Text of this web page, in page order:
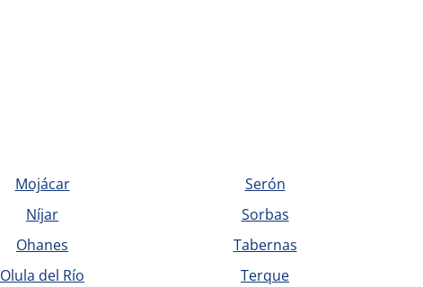
Mojácar
Níjar
Ohanes
Olula del Río
Serón
Sorbas
Tabernas
Terque